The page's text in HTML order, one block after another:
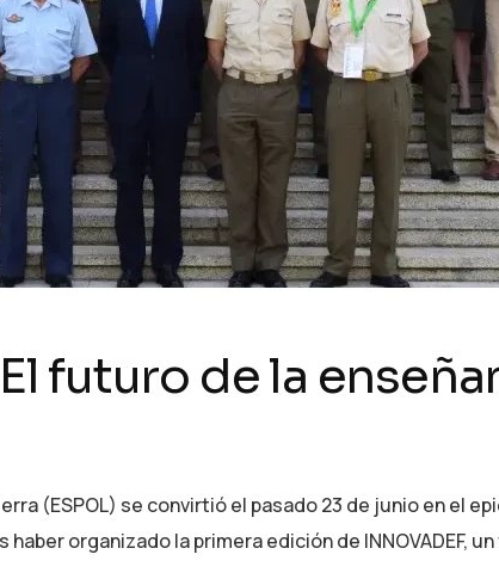
futuro de la
(ESPOL) se convirtió el pasado 23 de junio en el
organizado la primera edición de INNOVADEF,